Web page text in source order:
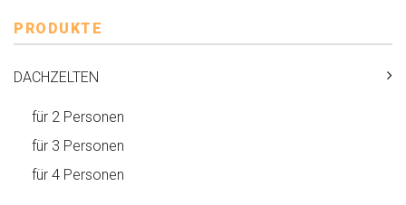
PRODUKTE
DACHZELTEN
für 2 Personen
für 3 Personen
für 4 Personen